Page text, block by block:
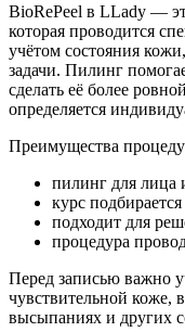
BioRePeel в LLady —
которая проводится
учётом состояния
задачи. Пилинг
сделать её более
определяется
Преимущества
пилинг для лица
курс
подходит для
процедура
Перед записью важно
чувствительной коже,
высыпаниях и других